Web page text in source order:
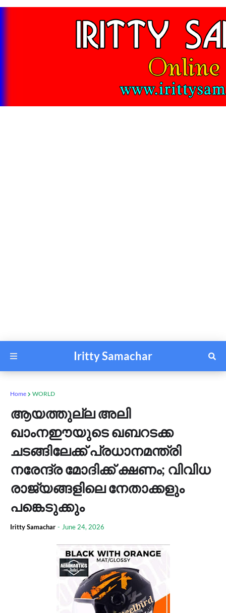
Iritty Samachar
Home WORLD
ആയത്തുല്ല അലി
ഖാംനഈയുടെ ഖബറടക്ക
ചടങ്ങിലേക്ക് പ്രധാനമന്ത്രി
നരേന്ദ്ര മോദിക്ക് ക്ഷണം; വിവിധ
രാജ്യങ്ങളിലെ നേതാക്കളും
പങ്കെടുക്കും
Iritty Samachar - June 24, 2026